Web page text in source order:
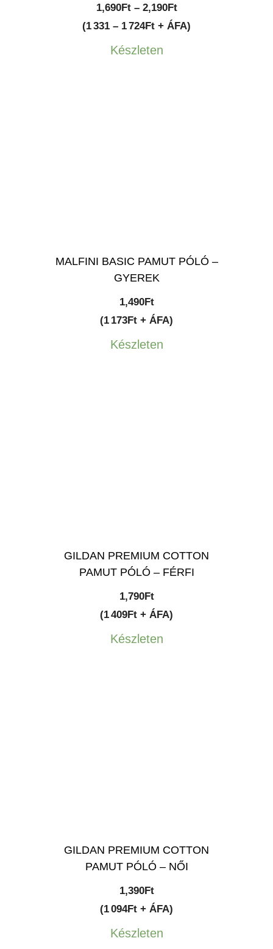
1,690Ft – 2,190FtÁrtartomány:
1,690Ft
(1 331 – 1 724Ft + ÁFA)
Készleten
MALFINI BASIC PAMUT PÓLÓ –
GYEREK
1,490Ft
(1 173Ft + ÁFA)
Készleten
GILDAN PREMIUM COTTON
PAMUT PÓLÓ – FÉRFI
1,790Ft
(1 409Ft + ÁFA)
Készleten
GILDAN PREMIUM COTTON
PAMUT PÓLÓ – NŐI
1,390Ft
(1 094Ft + ÁFA)
Készleten